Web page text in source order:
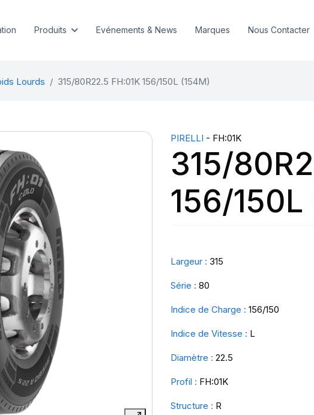
Produits Evénements & News Marques Nous Contacter
Lourds 315/80R22.5 FH:01K 156/150L (154M)
PIRELLI - FH:01K
315/
156/150L
Largeur : 315
Série : 80
Indice de Charge : 156/150
Indice de Vitesse : L
Diamètre : 22.5
Profil : FH:01K
Structure : R